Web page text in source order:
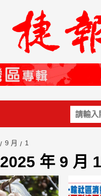
關
鍵
Primary
Menu
9 月 1
2025 年 9 月